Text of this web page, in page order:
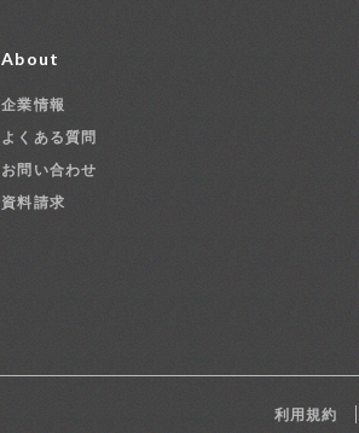
About
企業情報
よくある質問
お問い合わせ
資料請求
利用規約